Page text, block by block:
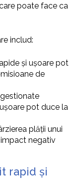
care poate face ca
includ:
și ușoare pot
de
pot duce la
plății unui
negativ
rapid și